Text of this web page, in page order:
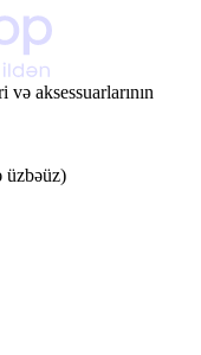
aksessuarlarının
üzbəüz)